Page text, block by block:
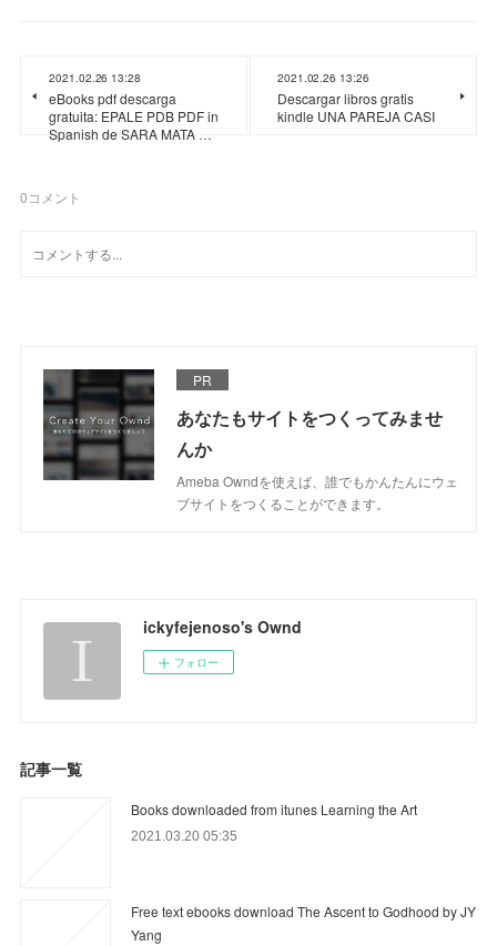
2021.02.26 13:28
eBooks pdf descarga
gratuita: EPALE PDB PDF in
Spanish de SARA MATA …
2021.02.26 13:26
Descargar libros gratis
kindle UNA PAREJA CASI
0コメント
PR
あなたもサイトをつくってみませ
んか
Ameba Owndを使えば、誰でもかんたんにウェ
ブサイトをつくることができます。
ickyfejenoso's Ownd
フォロー
記事一覧
Books downloaded from itunes Learning the Art
2021.03.20 05:35
Free text ebooks download The Ascent to Godhood by JY
Yang